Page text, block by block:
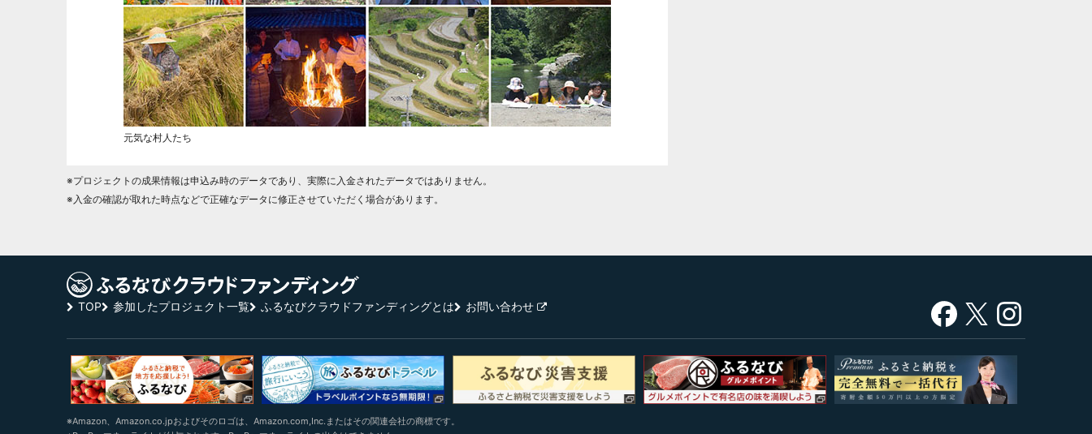
元気な村人たち
※プロジェクトの成果情報は申込み時のデータであり、実際に入金されたデータではありません。
※入金の確認が取れた時点などで正確なデータに修正させていただく場合があります。
TOP 参加したプロジェクト一覧 ふるなびクラウドファンディングとは お問い合わせ
※Amazon、Amazon.co.jpおよびそのロゴは、Amazon.com,Inc.またはその関連会社の商標です。